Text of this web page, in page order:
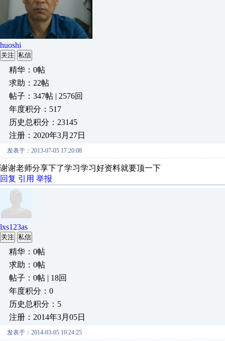
huoshi
关注 私信
精华：0帖
求助：22帖
帖子：347帖 | 2576回
年度积分：517
历史总积分：23145
注册：2020年3月27日
发表于：2013-07-05 17:20:08
谢谢老师分享下了学习学习好资料就要顶一下
回复 引用 举报
lxs123as
关注 私信
精华：0帖
求助：0帖
帖子：0帖 | 18回
年度积分：0
历史总积分：5
注册：2014年3月05日
发表于：2014-03-05 10:24:25